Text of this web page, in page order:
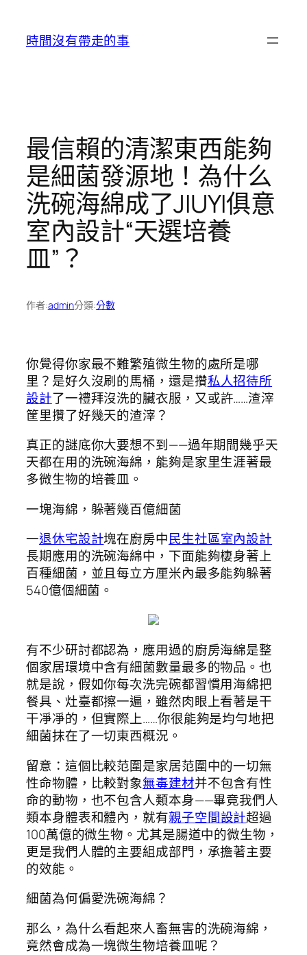
時間沒有帶走的事
最信賴的清潔東西能夠
是細菌發源地！為什么
洗碗海綿成了JIUYI俱意
室內設計“天選培養
皿”？
作者:admin分類:分數
你覺得你家最不難繁殖微生物的處所是哪
里？是好久沒刷的馬桶，還是攢私人招待所
設計了一禮拜沒洗的臟衣服，又或許……渣滓
筐里攢了好幾天的渣滓？
真正的謎底你大要想不到——過年期間幾乎天
天都在用的洗碗海綿，能夠是家里生涯著最
多微生物的培養皿。
一塊海綿，躲著幾百億細菌
一退休宅設計塊在廚房中民生社區室內設計
長期應用的洗碗海綿中，下面能夠棲身著上
百種細菌，並且每立方厘米內最多能夠躲著
540億個細菌。
有不少研討都認為，應用過的廚房海綿是整
個家居環境中含有細菌數量最多的物品。也
就是說，假如你每次洗完碗都習慣用海綿把
餐具、灶臺都擦一遍，雖然肉眼上看著是干
干凈凈的，但實際上……你很能夠是均勻地把
細菌抹在了一切東西概況。
留意：這個比較范圍是家居范圍中的一切無
性命物體，比較對象無毒建材并不包含有性
命的動物，也不包含人類本身——畢竟我們人
類本身體表和體內，就有親子空間設計超過
100萬億的微生物。尤其是腸道中的微生物，
更是我們人體的主要組成部門，承擔著主要
的效能。
細菌為何偏愛洗碗海綿？
那么，為什么看起來人畜無害的洗碗海綿，
竟然會成為一塊微生物培養皿呢？